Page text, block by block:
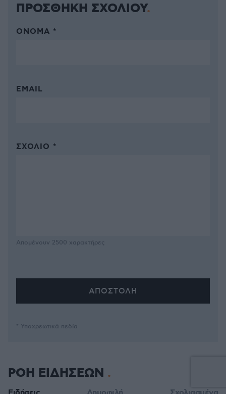
ΠΡΟΣΘΗΚΗ ΣΧΟΛΙΟΥ
ΌΝΟΜΑ *
EMAIL
ΣΧΌΛΙΟ *
Απομένουν 2500 χαρακτήρες
* Υποχρεωτικά πεδία
ΡΟΗ ΕΙΔΗΣΕΩΝ